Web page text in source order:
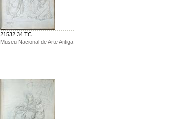
21532.34 TC
Museu Nacional de Arte Antiga